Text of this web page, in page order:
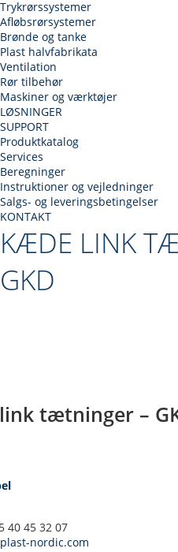
Trykrørssystemer
Afløbsrørsystemer
Brønde og tanke
Plast halvfabrikata
Ventilation
Rør tilbehør
Maskiner og værktøjer
LØSNINGER
SUPPORT
Produktkatalog
Services
Beregninger
Instruktioner og vejledninger
Salgs- og leveringsbetingelser
KONTAKT
KÆDE LINK
GKD
tætninger –
40 45 32 07
nordic.com